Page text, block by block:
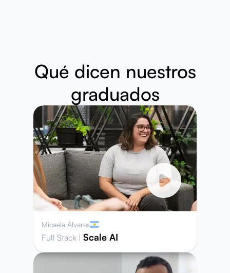
Qué dicen nuestros
graduados
Micaela Álvares
Full Stack | Scale AI